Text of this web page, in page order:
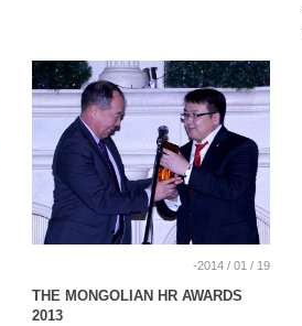
9901-4224
-2014 / 01 / 19
THE MONGOLIAN HR AWARDS
2013